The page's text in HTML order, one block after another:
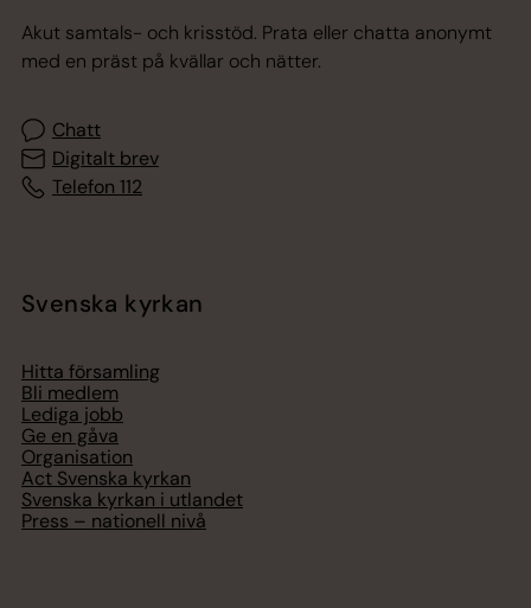
Akut samtals- och krisstöd. Prata eller chatta anonymt
med en präst på kvällar och nätter.
Chatt
Digitalt brev
Telefon 112
Svenska kyrkan
Hitta församling
Bli medlem
Lediga jobb
Ge en gåva
Organisation
Act Svenska kyrkan
Svenska kyrkan i utlandet
Press – nationell nivå